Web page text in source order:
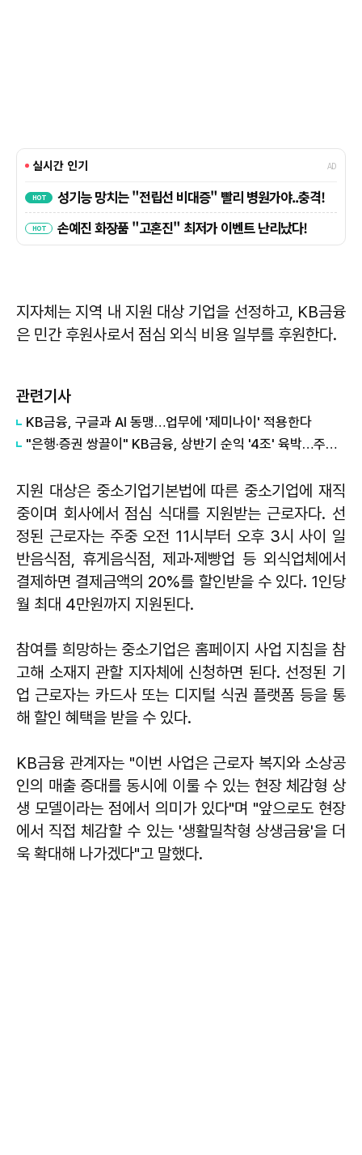
지자체는 지역 내 지원 대상 기업을 선정하고, KB금융
은 민간 후원사로서 점심 외식 비용 일부를 후원한다.
관련기사
KB금융, 구글과 AI 동맹…업무에 '제미나이' 적용한다
"은행·증권 쌍끌이" KB금융, 상반기 순익 '4조' 육박…주주환원도 '역대급'
지원 대상은 중소기업기본법에 따른 중소기업에 재직
중이며 회사에서 점심 식대를 지원받는 근로자다. 선
정된 근로자는 주중 오전 11시부터 오후 3시 사이 일
반음식점, 휴게음식점, 제과·제빵업 등 외식업체에서
결제하면 결제금액의 20%를 할인받을 수 있다. 1인당
월 최대 4만원까지 지원된다.
참여를 희망하는 중소기업은 홈페이지 사업 지침을 참
고해 소재지 관할 지자체에 신청하면 된다. 선정된 기
업 근로자는 카드사 또는 디지털 식권 플랫폼 등을 통
해 할인 혜택을 받을 수 있다.
KB금융 관계자는 "이번 사업은 근로자 복지와 소상공
인의 매출 증대를 동시에 이룰 수 있는 현장 체감형 상
생 모델이라는 점에서 의미가 있다"며 "앞으로도 현장
에서 직접 체감할 수 있는 '생활밀착형 상생금융'을 더
욱 확대해 나가겠다"고 말했다.